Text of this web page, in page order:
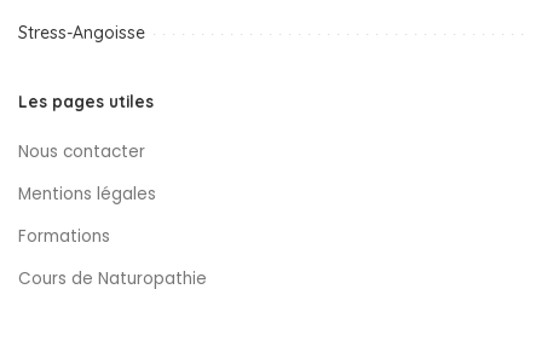
Stress-Angoisse
Les pages utiles
Nous contacter
Mentions légales
Formations
Cours de Naturopathie